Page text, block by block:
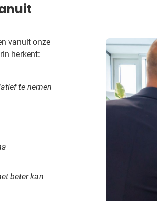
vanuit onze
herkent:
te nemen
beter kan